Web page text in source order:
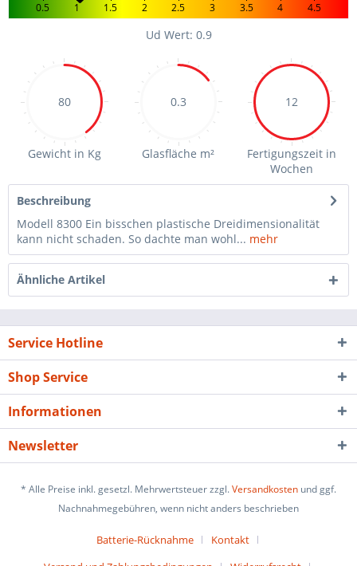
0.5 1 1.5 2 2.5 3 3.5 4 4.5
Ud Wert: 0.9
80
Gewicht in Kg
0.3
Glasfläche m²
12
Fertigungszeit in
Wochen
Beschreibung
Modell 8300 Ein bisschen plastische Dreidimensionalität
kann nicht schaden. So dachte man wohl... mehr
Ähnliche Artikel
Service Hotline
Shop Service
Informationen
Newsletter
* Alle Preise inkl. gesetzl. Mehrwertsteuer zzgl.Versandkosten und ggf.
Nachnahmegebühren, wenn nicht anders beschrieben
Batterie-Rücknahme
Kontakt